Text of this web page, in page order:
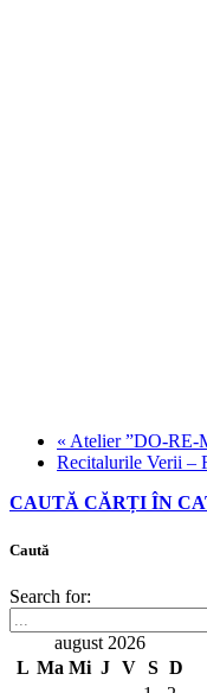
« Atelier ”DO-RE-
Recitalurile Verii –
CAUTĂ CĂRȚI ÎN
Caută
Search for:
august 2026
L Ma Mi J V S D